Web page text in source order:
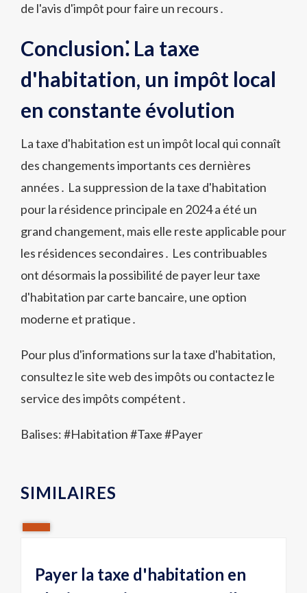
de l'avis d'impôt pour faire un recours․
Conclusion⁚ La taxe
d'habitation, un impôt local
en constante évolution
La taxe d'habitation est un impôt local qui connaît
des changements importants ces dernières
années․ La suppression de la taxe d'habitation
pour la résidence principale en 2024 a été un
grand changement, mais elle reste applicable pour
les résidences secondaires․ Les contribuables
ont désormais la possibilité de payer leur taxe
d'habitation par carte bancaire, une option
moderne et pratique․
Pour plus d'informations sur la taxe d'habitation,
consultez le site web des impôts ou contactez le
service des impôts compétent․
Balises: #Habitation#Taxe#Payer
SIMILAIRES
Payer la taxe d'habitation en